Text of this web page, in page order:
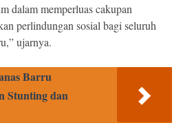
dalam memperluas cakupan
perlindungan sosial bagi seluruh
ujarnya.
Barru
Stunting dan